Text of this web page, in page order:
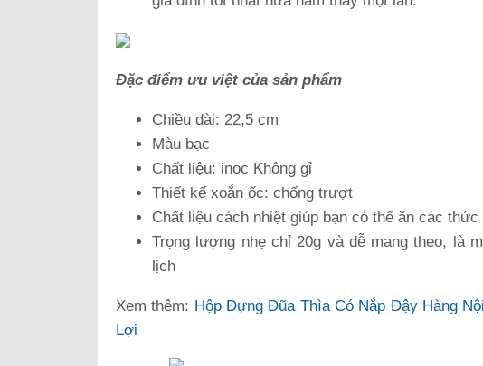
Đặc điểm ưu việt của sản phẩm
Chiều dài: 22,5 cm
Màu bạc
Chất liệu: inoc Không gỉ
Thiết kế xoắn ốc: chống trượt
Chất liệu cách nhiệt giúp bạn có thể ăn các
Trọng lượng nhẹ chỉ 20g và dễ mang theo, là
lịch
Xem thêm: Hộp Đựng Đũa Thìa Có Nắp Đậy Hàng
Lợi